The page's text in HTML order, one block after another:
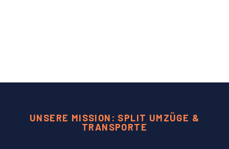
UNSERE MISSION: SPLIT UMZÜGE &
TRANSPORTE